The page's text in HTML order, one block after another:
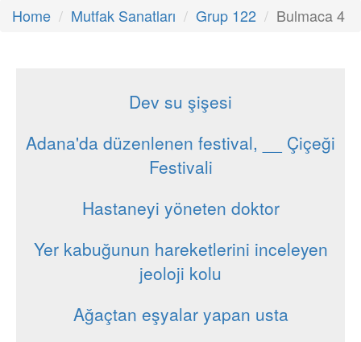
Home Mutfak Sanatları Grup 122 Bulmaca 4
Dev su şişesi
Adana'da düzenlenen festival, __ Çiçeği
Festivali
Hastaneyi yöneten doktor
Yer kabuğunun hareketlerini inceleyen
jeoloji kolu
Ağaçtan eşyalar yapan usta